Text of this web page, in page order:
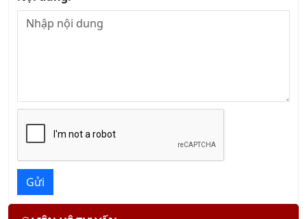
Khóa học Dịch vụ Khách hàng Cao cấp
13/08/2026
20/08/2026
Khóa Học Kỹ Năng Quản Lý Con Người